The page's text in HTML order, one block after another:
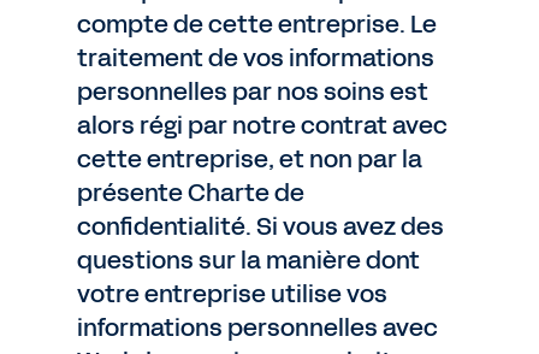
compte de cette entreprise. Le
traitement de vos informations
personnelles par nos soins est
alors régi par notre contrat avec
cette entreprise, et non par la
présente Charte de
confidentialité. Si vous avez des
questions sur la manière dont
votre entreprise utilise vos
informations personnelles avec